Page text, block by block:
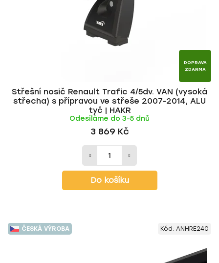
DOPRAVA
ZDARMA
Střešní nosič Renault Trafic 4/5dv. VAN (vysoká
střecha) s přípravou ve střeše 2007-2014, ALU
tyč | HAKR
Odesíláme do 3-5 dnů
3 869 Kč
Do košíku
ČESKÁ VÝROBA Kód: ANHRE240